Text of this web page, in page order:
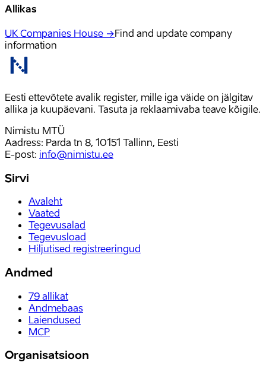
Allikas
UK Companies House →Find and update company
information
Eesti ettevõtete avalik register, mille iga väide on jälgitav
allika ja kuupäevani. Tasuta ja reklaamivaba teave kõigile.
Nimistu MTÜ
Aadress: Parda tn 8, 10151 Tallinn, Eesti
E-post: info@nimistu.ee
Sirvi
Avaleht
Vaated
Tegevusalad
Tegevusload
Hiljutised registreeringud
Andmed
79 allikat
Andmebaas
Laiendused
MCP
Organisatsioon